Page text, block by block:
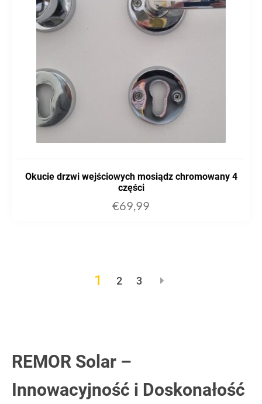
Okucie drzwi wejściowych mosiądz chromowany 4
części
€69,99
1 2 3
REMOR Solar –
Innowacyjność i Doskonałość